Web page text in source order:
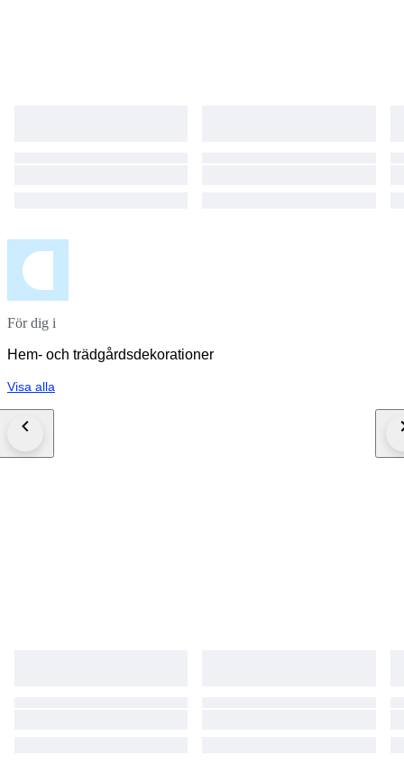
För dig i
Hem- och trädgårdsdekorationer
Visa alla